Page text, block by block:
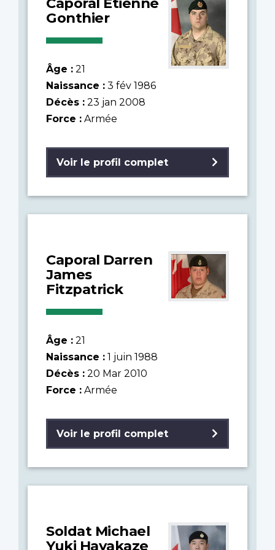
Gonthier
Âge : 21
Naissance : 3 fév 1986
Décès : 23 jan 2008
Force : Armée
Voir le profil complet
Caporal Darren
James
Fitzpatrick
Âge : 21
Naissance : 1 juin 1988
Décès : 20 Mar 2010
Force : Armée
Voir le profil complet
Soldat Michael
Yuki Hayakaze